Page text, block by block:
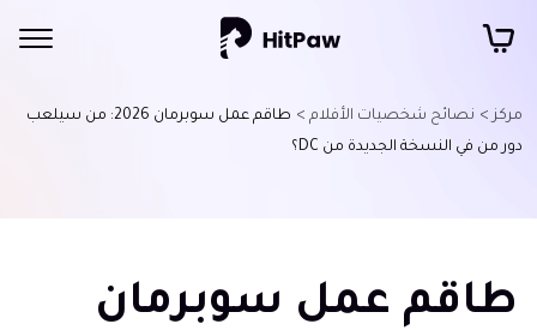
مركز > نصائح شخصيات الأفلام >
طاقم عمل سوبرمان 2026: من سيلعب
دور من في النسخة الجديدة من DC؟
طاقم عمل سوبرمان